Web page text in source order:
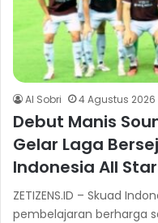
Al Sobri 4 Agustus 2026
Debut Manis
Gelar Laga
Indonesia All
ZETIZENS.ID – Skuad
pembelajaran berharga